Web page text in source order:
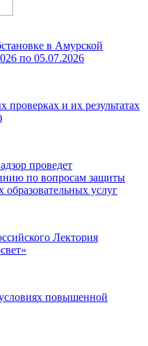
в Амурской
по 05.07.2026
и их результатах
проведет
по вопросам защиты
образовательных услуг
Лектория
повышенной